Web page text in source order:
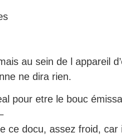
au sein de l appareil
ne dira rien.
pour etre le bouc
ce docu, assez froid,